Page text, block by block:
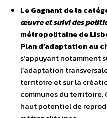
Le Gagnant de la
œuvre et suivi des
métropolitaine de
Plan d’adaptation au
s’appuyant notamment
l’adaptation
territoire et sur la
communes du territoire.
haut potentiel de